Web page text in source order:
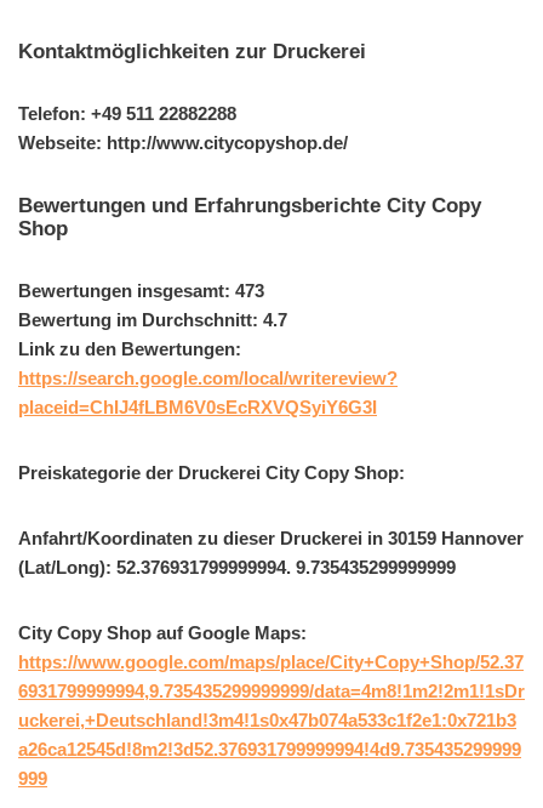
Kontaktmöglichkeiten zur Druckerei
Telefon: +49 511 22882288
Webseite: http://www.citycopyshop.de/
Bewertungen und Erfahrungsberichte City Copy
Shop
Bewertungen insgesamt: 473
Bewertung im Durchschnitt: 4.7
Link zu den Bewertungen:
https://search.google.com/local/writereview?
placeid=ChIJ4fLBM6V0sEcRXVQSyiY6G3I
Preiskategorie der Druckerei City Copy Shop:
Anfahrt/Koordinaten zu dieser Druckerei in 30159 Hannover
(Lat/Long): 52.376931799999994. 9.735435299999999
City Copy Shop auf Google Maps:
https://www.google.com/maps/place/City+Copy+Shop/52.37
6931799999994,9.735435299999999/data=4m8!1m2!2m1!1sDr
uckerei,+Deutschland!3m4!1s0x47b074a533c1f2e1:0x721b3
a26ca12545d!8m2!3d52.376931799999994!4d9.735435299999
999